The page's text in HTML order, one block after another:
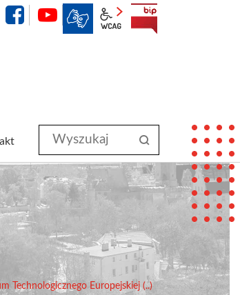
instagram
facebookYouTube
wcag2.1
Wyszukaj
serwisie
Technologicznego Europejskiej (..)